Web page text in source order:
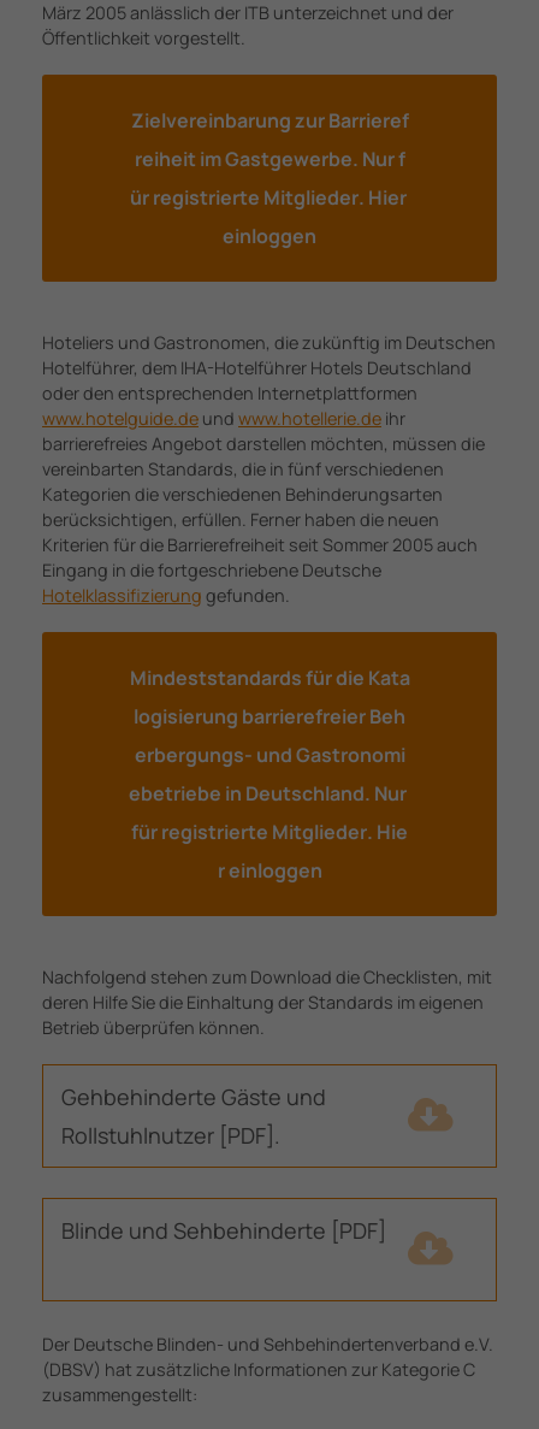
März 2005 anlässlich der ITB unterzeichnet und der
Öffentlichkeit vorgestellt.
Zielvereinbarungzur Barrieref
reiheit imGastgewerbe. Nurf
ür registrierte Mitglieder. Hier
einloggen
Hoteliers und Gastronomen, die zukünftig im Deutschen
Hotelführer, dem IHA-Hotelführer Hotels Deutschland
oder den entsprechenden Internetplattformen
www.hotelguide.de und www.hotellerie.de ihr
barrierefreies Angebot darstellen möchten, müssen die
vereinbarten Standards, die in fünf verschiedenen
Kategorien die verschiedenen Behinderungsarten
berücksichtigen, erfüllen. Ferner haben die neuen
Kriterien für die Barrierefreiheit seit Sommer 2005 auch
Eingang in die fortgeschriebene Deutsche
Hotelklassifizierung gefunden.
Mindeststandardsfürdie Kata
logisierung barrierefreierBeh
erbergungs- undGastronomi
ebetriebe in Deutschland. Nur
fürregistrierte Mitglieder. Hie
reinloggen
Nachfolgend stehen zum Download die Checklisten, mit
deren Hilfe Sie die Einhaltung der Standards im eigenen
Betrieb überprüfen können.
Gehbehinderte Gäste und
Rollstuhlnutzer [PDF].
Blinde und Sehbehinderte [PDF]
(103,1
Der Deutsche Blinden- und Sehbehindertenverband e.V.
(DBSV) hat zusätzliche Informationen zur Kategorie C
zusammengestellt: